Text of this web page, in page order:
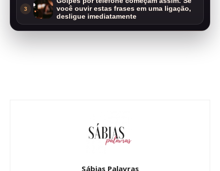
3
você ouvir estas frases em uma ligação,
desligue imediatamente
Sábias Palavras